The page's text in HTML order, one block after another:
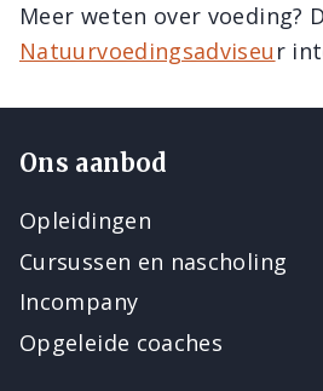
Meer weten over voeding?
Natuurvoedingsadviseu r
Ons aanbod
Opleidingen
Cursussen en nascholing
Incompany
Opgeleide coaches